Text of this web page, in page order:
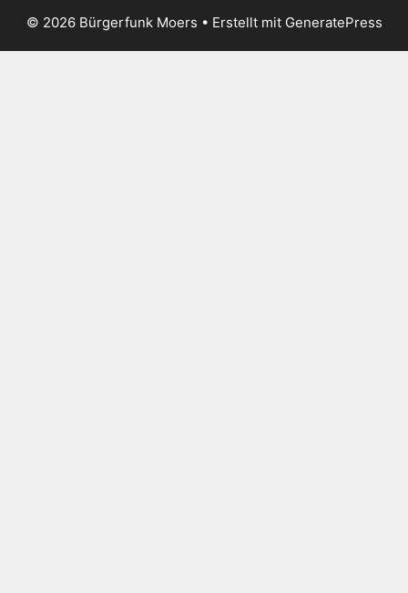
© 2026 Bürgerfunk Moers • Erstellt mit GeneratePress